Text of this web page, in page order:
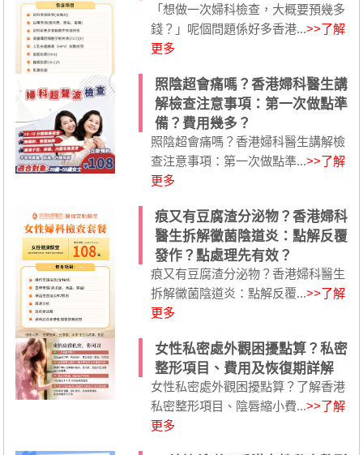
「想做一次婦科檢查，大概要預幾多
錢？」呢個問題係好多香港...>>了解
更多
照陰超會痛嗎？香港婦科醫生講
解檢查注意事項：第一次做點準
備？費用幾多？
照陰超會痛嗎？香港婦科醫生講解檢
查注意事項：第一次做點準...>>了解
更多
痕又有豆腐渣分泌物？香港婦科
醫生拆解黴菌陰道炎：點解反覆
發作？點處理先有效？
痕又有豆腐渣分泌物？香港婦科醫生
拆解黴菌陰道炎：點解反覆...>>了解
更多
女性私密處外觀困擾點算？私密
整形項目、費用及恢復期詳解
女性私密處外觀困擾點算？了解香港
私密整形項目、陰唇縮小費...>>了解
更多